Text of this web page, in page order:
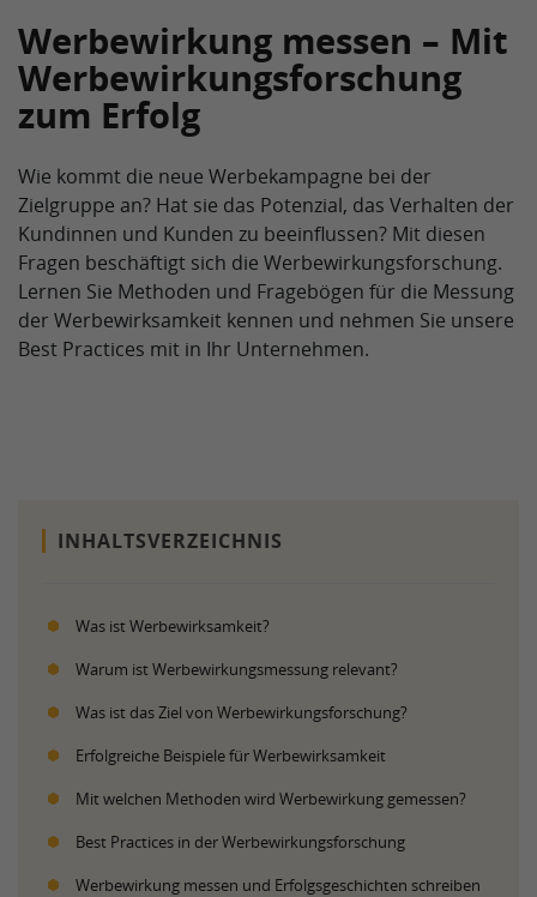
Werbewirkung messen – Mit
Werbewirkungsforschung
zum Erfolg
Wie kommt die neue Werbekampagne bei der
Zielgruppe an? Hat sie das Potenzial, das Verhalten der
Kundinnen und Kunden zu beeinflussen? Mit diesen
Fragen beschäftigt sich die Werbewirkungsforschung.
Lernen Sie Methoden und Fragebögen für die Messung
der Werbewirksamkeit kennen und nehmen Sie unsere
Best Practices mit in Ihr Unternehmen.
INHALTSVERZEICHNIS
Was ist Werbewirksamkeit?
Warum ist Werbewirkungsmessung relevant?
Was ist das Ziel von Werbewirkungsforschung?
Erfolgreiche Beispiele für Werbewirksamkeit
Mit welchen Methoden wird Werbewirkung gemessen?
Best Practices in der Werbewirkungsforschung
Werbewirkung messen und Erfolgsgeschichten schreiben